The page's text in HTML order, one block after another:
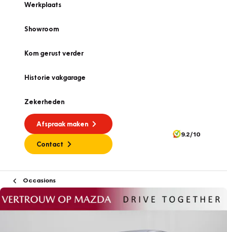
Werkplaats
Showroom
Kom gerust verder
Historie vakgarage
Zekerheden
Afspraak maken
Contact
9.2/10
Occasions